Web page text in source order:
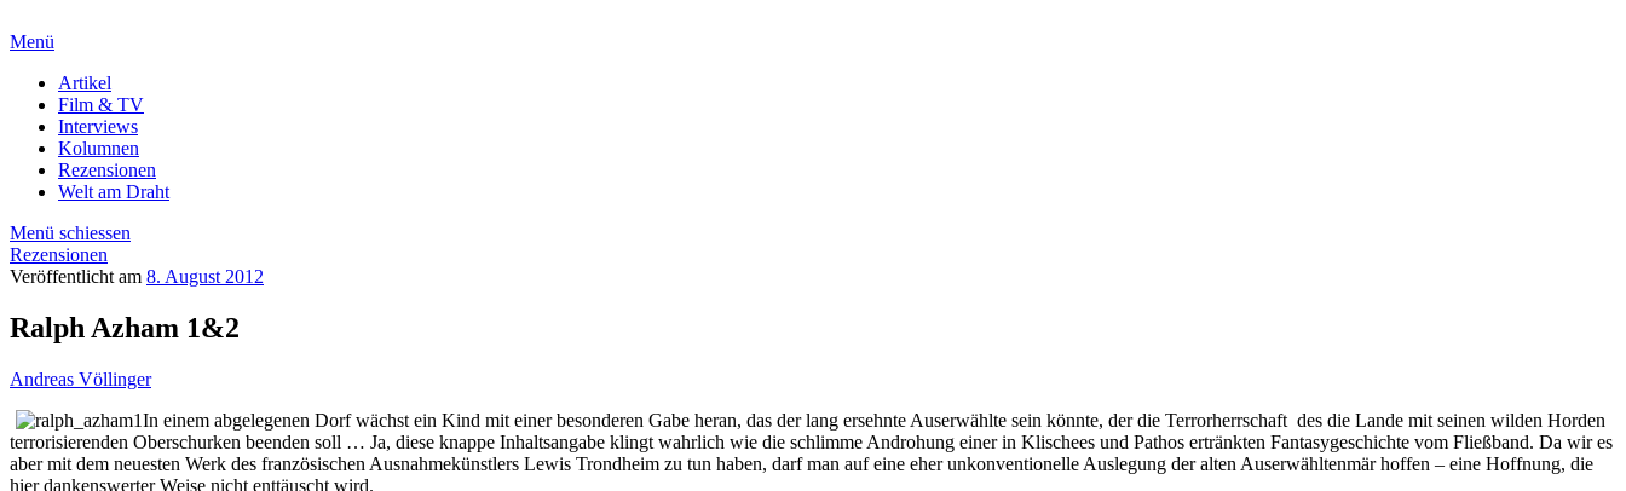
Menü
Artikel
Film & TV
Interviews
Kolumnen
Rezensionen
Welt am Draht
Menü schiessen
Rezensionen
Veröffentlicht am 8. August 2012
Ralph Azham 1&2
Andreas Völlinger
In einem abgelegenen Dorf wächst ein Kind mit einer besonderen Gabe heran, das der lang ersehnte Auserwählte sein könnte, der die Terrorherrschaft des die Lande mit seinen wilden Horden
terrorisierenden Oberschurken beenden soll … Ja, diese knappe Inhaltsangabe klingt wahrlich wie die schlimme Androhung einer in Klischees und Pathos ertränkten Fantasygeschichte vom Fließband. Da wir es
aber mit dem neuesten Werk des französischen Ausnahmekünstlers Lewis Trondheim zu tun haben, darf man auf eine eher unkonventionelle Auslegung der alten Auserwähltenmär hoffen – eine Hoffnung, die
hier dankenswerter Weise nicht enttäuscht wird.